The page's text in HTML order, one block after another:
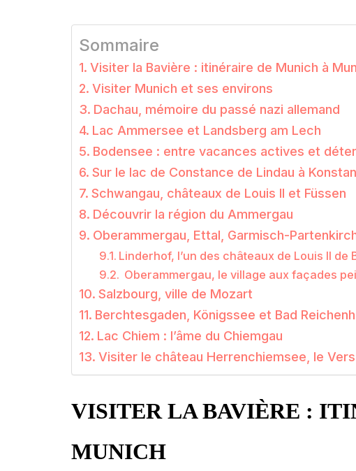
Sommaire
Visiter la Bavière : itinéraire de Munich à
Visiter Munich et ses environs
Dachau, mémoire du passé nazi allemand
Lac Ammersee et Landsberg am Lech
Bodensee : entre vacances actives et
Sur le lac de Constance de Lindau à
Schwangau, châteaux de Louis II et Füssen
Découvrir la région du Ammergau
Oberammergau, Ettal, Garmisch-
Linderhof, l’un des châteaux de Louis II de
Oberammergau, le village aux façades
Salzbourg, ville de Mozart
Berchtesgaden, Königssee et Bad
Lac Chiem : l’âme du Chiemgau
Visiter le château Herrenchiemsee, le
VISITER LA BAVIÈRE :
MUNICH